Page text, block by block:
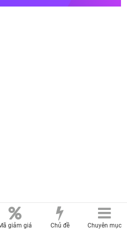
giảm giá Chủ đề Chuyên mục